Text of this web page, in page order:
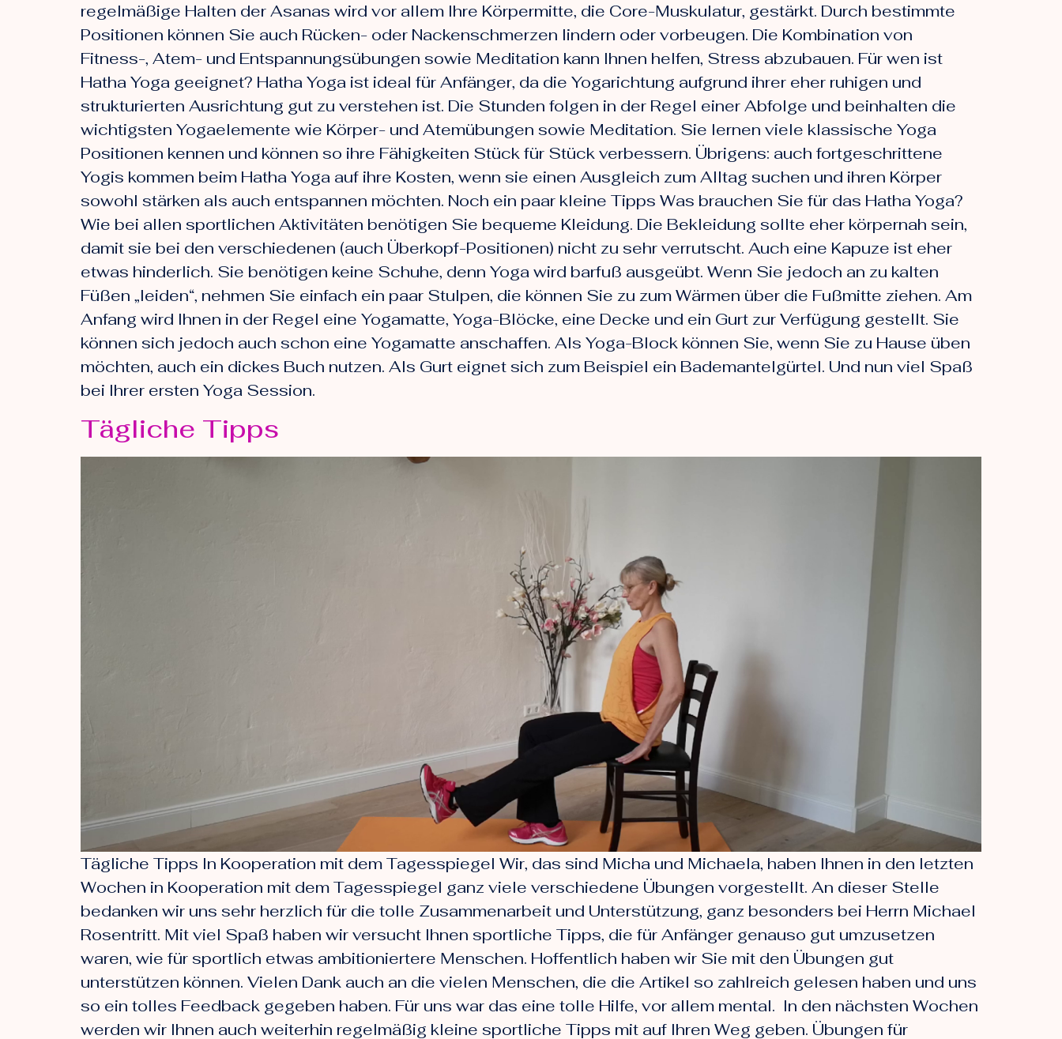
regelmäßige Halten der Asanas wird vor allem Ihre Körpermitte, die Core-Muskulatur, gestärkt. Durch bestimmte
Positionen können Sie auch Rücken- oder Nackenschmerzen lindern oder vorbeugen. Die Kombination von
Fitness-, Atem- und Entspannungsübungen sowie Meditation kann Ihnen helfen, Stress abzubauen. Für wen ist
Hatha Yoga geeignet? Hatha Yoga ist ideal für Anfänger, da die Yogarichtung aufgrund ihrer eher ruhigen und
strukturierten Ausrichtung gut zu verstehen ist. Die Stunden folgen in der Regel einer Abfolge und beinhalten die
wichtigsten Yogaelemente wie Körper- und Atemübungen sowie Meditation. Sie lernen viele klassische Yoga
Positionen kennen und können so ihre Fähigkeiten Stück für Stück verbessern. Übrigens: auch fortgeschrittene
Yogis kommen beim Hatha Yoga auf ihre Kosten, wenn sie einen Ausgleich zum Alltag suchen und ihren Körper
sowohl stärken als auch entspannen möchten. Noch ein paar kleine Tipps Was brauchen Sie für das Hatha Yoga?
Wie bei allen sportlichen Aktivitäten benötigen Sie bequeme Kleidung. Die Bekleidung sollte eher körpernah sein,
damit sie bei den verschiedenen (auch Überkopf-Positionen) nicht zu sehr verrutscht. Auch eine Kapuze ist eher
etwas hinderlich. Sie benötigen keine Schuhe, denn Yoga wird barfuß ausgeübt. Wenn Sie jedoch an zu kalten
Füßen „leiden“, nehmen Sie einfach ein paar Stulpen, die können Sie zu zum Wärmen über die Fußmitte ziehen. Am
Anfang wird Ihnen in der Regel eine Yogamatte, Yoga-Blöcke, eine Decke und ein Gurt zur Verfügung gestellt. Sie
können sich jedoch auch schon eine Yogamatte anschaffen. Als Yoga-Block können Sie, wenn Sie zu Hause üben
möchten, auch ein dickes Buch nutzen. Als Gurt eignet sich zum Beispiel ein Bademantelgürtel. Und nun viel Spaß
bei Ihrer ersten Yoga Session.
Tägliche Tipps
Tägliche Tipps In Kooperation mit dem Tagesspiegel Wir, das sind Micha und Michaela, haben Ihnen in den letzten
Wochen in Kooperation mit dem Tagesspiegel ganz viele verschiedene Übungen vorgestellt. An dieser Stelle
bedanken wir uns sehr herzlich für die tolle Zusammenarbeit und Unterstützung, ganz besonders bei Herrn Michael
Rosentritt. Mit viel Spaß haben wir versucht Ihnen sportliche Tipps, die für Anfänger genauso gut umzusetzen
waren, wie für sportlich etwas ambitioniertere Menschen. Hoffentlich haben wir Sie mit den Übungen gut
unterstützen können. Vielen Dank auch an die vielen Menschen, die die Artikel so zahlreich gelesen haben und uns
so ein tolles Feedback gegeben haben. Für uns war das eine tolle Hilfe, vor allem mental. In den nächsten Wochen
werden wir Ihnen auch weiterhin regelmäßig kleine sportliche Tipps mit auf Ihren Weg geben. Übungen für